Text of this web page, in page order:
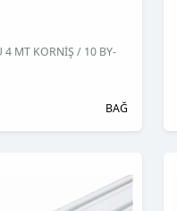
4 MT KORNİŞ / 10 BY-
BAĞ